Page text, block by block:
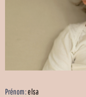
Prénom :elsa